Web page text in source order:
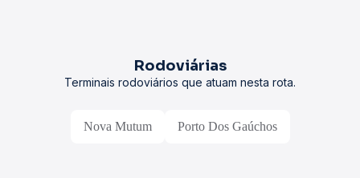
Rodoviárias
Terminais rodoviários que atuam nesta rota.
Nova Mutum Porto Dos Gaúchos